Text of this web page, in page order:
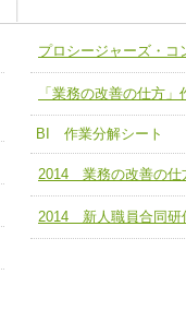
ユニット４ 専門能力拡
各職種のスキルを拡大
人材養成のためのマネ
チーム14【苦情・クレ
チーム15【人材養成エ
チーム16【放射線治療
プロシージャーズ・
「業務の改善の仕方」
BI 作業分解シート
2014 業務の改善の仕
2014 新人職員合同研